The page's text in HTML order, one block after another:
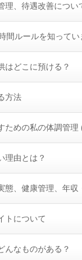
理、待遇改善につい
間ルールを知ってい
はどこに預ける？
方法
ための私の体調管理
理由とは？
態、健康管理、年収
トについて
んなものがある？